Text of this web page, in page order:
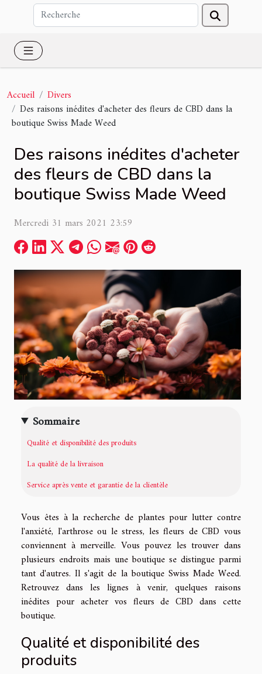
Accueil
Divers
Des raisons inédites d'acheter des fleurs de CBD dans la
boutique Swiss Made Weed
Des raisons inédites d'acheter
des fleurs de CBD dans la
boutique Swiss Made Weed
Mercredi 31 mars 2021 23:59
Sommaire
Qualité et disponibilité des produits
La qualité de la livraison
Service après vente et garantie de la clientèle
Vous êtes à la recherche de plantes pour lutter contre
l'anxiété, l'arthrose ou le stress, les fleurs de CBD vous
conviennent à merveille. Vous pouvez les trouver dans
plusieurs endroits mais une boutique se distingue parmi
tant d'autres. Il s'agit de la boutique Swiss Made Weed.
Retrouvez dans les lignes à venir, quelques raisons
inédites pour acheter vos fleurs de CBD dans cette
boutique.
Qualité et disponibilité des
produits